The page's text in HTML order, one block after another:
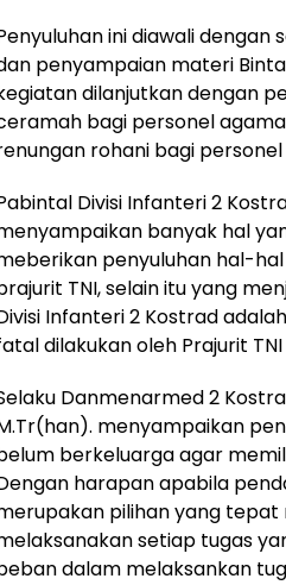
ini diawali
penyampaian materi
dilanjutkan dengan
bagi personel
rohani bagi
Divisi Infanteri 2
banyak hal
penyuluhan hal-
TNI, selain itu yang
Infanteri 2 Kostrad
dilakukan oleh Prajurit
Danmenarmed 2
menyampaikan
berkeluarga agar
harapan apabila
pilihan yang
setiap tugas
dalam melaksankan